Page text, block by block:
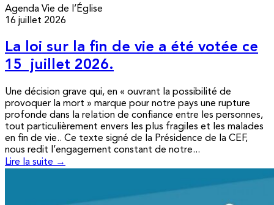
Agenda Vie de l’Église
16 juillet 2026
La loi sur la fin de vie a été votée ce
15 juillet 2026.
Une décision grave qui, en « ouvrant la possibilité de
provoquer la mort » marque pour notre pays une rupture
profonde dans la relation de confiance entre les personnes,
tout particulièrement envers les plus fragiles et les malades
en fin de vie.. Ce texte signé de la Présidence de la CEF,
nous redit l’engagement constant de notre...
Lire la suite →